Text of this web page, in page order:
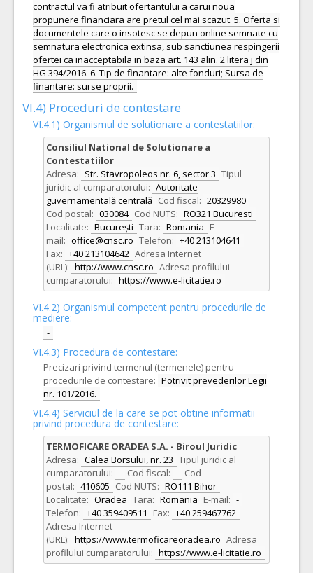
contractul va fi atribuit ofertantului a carui noua
propunere financiara are pretul cel mai scazut. 5. Oferta si
documentele care o insotesc se depun online semnate cu
semnatura electronica extinsa, sub sanctiunea respingerii
ofertei ca inacceptabila in baza art. 143 alin. 2 litera j din
HG 394/2016. 6. Tip de finantare: alte fonduri; Sursa de
finantare: surse proprii.
VI.4) Proceduri de contestare
VI.4.1) Organismul de solutionare a contestatiilor:
Consiliul National de Solutionare a
Contestatiilor
Adresa: Str. Stavropoleos nr. 6, sector 3 Tipul
juridic al cumparatorului: Autoritate
guvernamentală centrală Cod fiscal: 20329980
Cod postal: 030084 Cod NUTS: RO321 Bucuresti
Localitate: București Tara: Romania E-
mail: office@cnsc.ro Telefon: +40 213104641
Fax: +40 213104642 Adresa Internet
(URL): http://www.cnsc.ro Adresa profilului
cumparatorului: https://www.e-licitatie.ro
VI.4.2) Organismul competent pentru procedurile de
mediere:
-
VI.4.3) Procedura de contestare:
Precizari privind termenul (termenele) pentru
procedurile de contestare: Potrivit prevederilor Legii
nr. 101/2016.
VI.4.4) Serviciul de la care se pot obtine informatii
privind procedura de contestare:
TERMOFICARE ORADEA S.A. - Biroul Juridic
Adresa: Calea Borsului, nr. 23 Tipul juridic al
cumparatorului: - Cod fiscal: - Cod
postal: 410605 Cod NUTS: RO111 Bihor
Localitate: Oradea Tara: Romania E-mail: -
Telefon: +40 359409511 Fax: +40 259467762
Adresa Internet
(URL): https://www.termoficareoradea.ro Adresa
profilului cumparatorului: https://www.e-licitatie.ro